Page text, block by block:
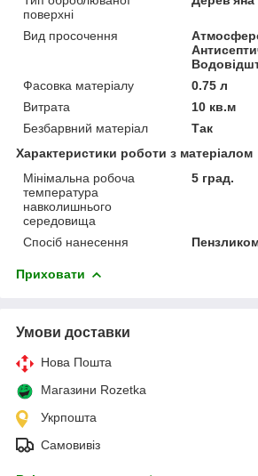
поверхні
Вид просочення
Фасовка матеріалу
0.75 л
Витрата
10 кв.м
Безбарвний матеріал
Так
Характеристики роботи з матеріалом
Мінімальна робоча
температура
навколишнього
середовища
5 град.
Спосіб нанесення
Приховати
Умови доставки
Нова Пошта
Магазини Rozetka
Укрпошта
Самовивіз